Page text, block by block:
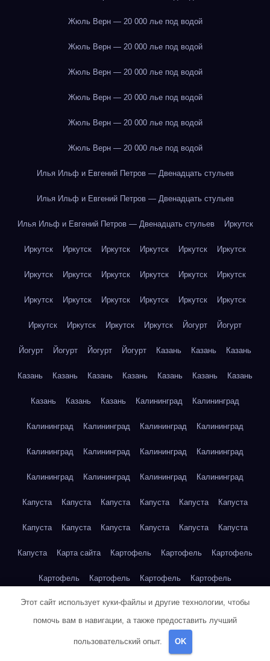
Жюль Верн — 20 000 лье под водой
Жюль Верн — 20 000 лье под водой
Жюль Верн — 20 000 лье под водой
Жюль Верн — 20 000 лье под водой
Жюль Верн — 20 000 лье под водой
Жюль Верн — 20 000 лье под водой
Илья Ильф и Евгений Петров — Двенадцать стульев
Илья Ильф и Евгений Петров — Двенадцать стульев
Илья Ильф и Евгений Петров — Двенадцать стульев Иркутск
Иркутск Иркутск Иркутск Иркутск Иркутск Иркутск
Иркутск Иркутск Иркутск Иркутск Иркутск Иркутск
Иркутск Иркутск Иркутск Иркутск Иркутск Иркутск
Иркутск Иркутск Иркутск Иркутск Йогурт Йогурт
Йогурт Йогурт Йогурт Йогурт Казань Казань Казань
Казань Казань Казань Казань Казань Казань Казань
Казань Казань Казань Калининград Калининград
Калининград Калининград Калининград Калининград
Калининград Калининград Калининград Калининград
Калининград Калининград Калининград Калининград
Капуста Капуста Капуста Капуста Капуста Капуста
Капуста Капуста Капуста Капуста Капуста Капуста
Капуста Карта сайта Картофель Картофель Картофель
Картофель Картофель Картофель Картофель
Картофель Картофель Кейптаун Кейптаун Кейптаун
Кейптаун
Кейптаун
Этот сайт использует куки-файлы и другие технологии, чтобы
помочь вам в навигации, а также предоставить лучший
пользовательский опыт. OK